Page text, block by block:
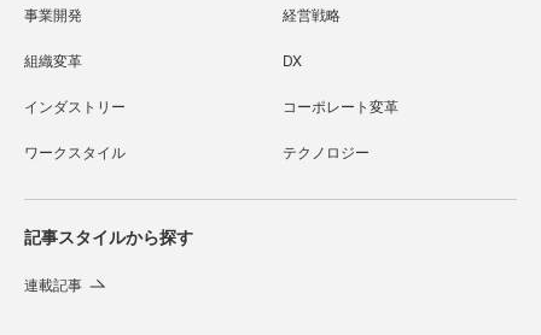
事業開発 経営戦略
組織変革 DX
インダストリー コーポレート変革
ワークスタイル テクノロジー
記事スタイルから探す
連載記事